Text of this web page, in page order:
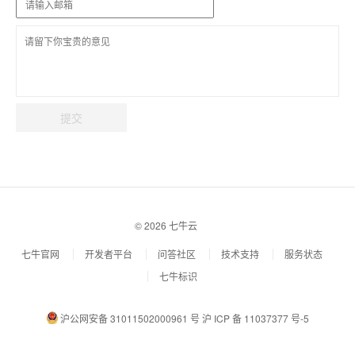
提交
© 2026 七牛云
七牛官网 开发者平台 问答社区 技术支持
服务状态
七牛标识
沪公网安备 31011502000961 号 沪 ICP 备 11037377 号-5